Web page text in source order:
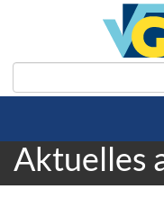
Aktuelles